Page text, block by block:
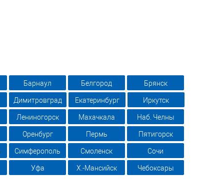
Барнаул Белгород Брянск
Димитровград Екатеринбург Иркутск
Лениногорск Махачкала Наб. Челны
Оренбург Пермь Пятигорск
Симферополь Смоленск Сочи
Уфа Х.-Мансийск Чебоксары